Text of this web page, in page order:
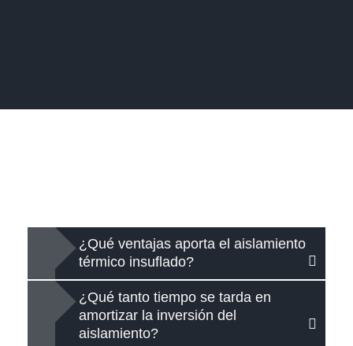
¿Qué ventajas aporta el aislamiento
térmico insuflado?
¿Qué tanto tiempo se tarda en
amortizar la inversión del
aislamiento?